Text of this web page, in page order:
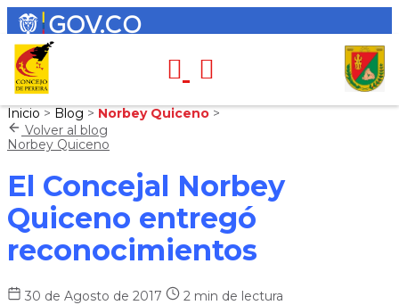
Inicio > Blog > Norbey Quiceno >
Volver al blog
Norbey Quiceno
El Concejal Norbey
Quiceno entregó
reconocimientos
30 de Agosto de 2017 2 min de lectura